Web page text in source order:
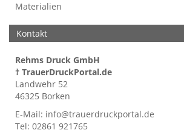
Materialien
Kontakt
Rehms Druck GmbH
† TrauerDruckPortal.de
Landwehr 52
46325 Borken
E-Mail: info@trauerdruckportal.de
Tel: 02861 921765